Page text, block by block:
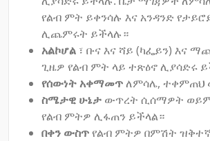
የልብ ምት ይቀንሳሉ እና አንዳንድ
ሊጨምሩት ይችላሉ።
አልኮሆል ፣ ቡና እና ሻይ (ካፌይን) እና
ጊዜዎ የልብ ምት ላይ ተጽዕኖ ሊያሳድሩ
የሰውነት አቀማመጥለምሳሌ, ተቀምጠህ
ስሜታዊ ሁኔታ ውጥረት ሲሰማዎት
የልብ ምትዎ ሊፋጠን ይችላል።
በቀን ውስጥ የልብ ምትዎ በምሽት